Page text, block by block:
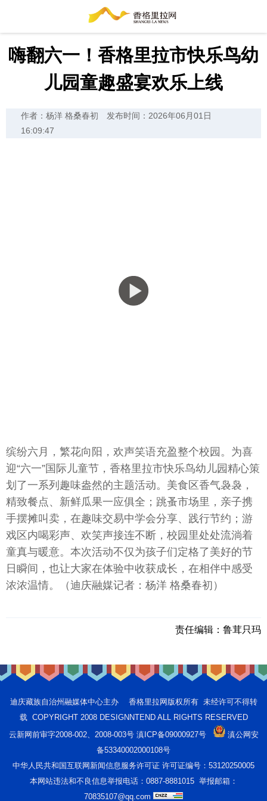
嗨翻六一！香格里拉市快乐鸟幼
儿园童趣盛宴欢乐上线
作者：杨洋 格桑春初
发布时间：2026年06月01日
16:09:47
缤纷六月，繁花向阳，欢声笑语充盈整个校园。为喜
迎“六一”国际儿童节，香格里拉市快乐鸟幼儿园精心策
划了一系列趣味盎然的主题活动。美食区香气袅袅，
精致餐点、新鲜瓜果一应俱全；跳蚤市场里，亲子携
手摆摊叫卖，在趣味交易中学会分享、践行节约；游
戏区内喝彩声、欢笑声接连不断，校园里处处流淌着
童真与暖意。本次活动不仅为孩子们定格了美好的节
日瞬间，也让大家在体验中收获成长，在相伴中感受
浓浓温情。（迪庆融媒记者：杨洋 格桑春初）
责任编辑： 鲁茸只玛
迪庆藏族自治州融媒体中心主办 香格里拉网版权所有 未经许可不得转
载 COPYRIGHT 2008 DESIGNNTEND ALL RIGHTS RESERVED
云新网前审字2008-002、2008-003号 滇ICP备09000927号
滇公网安
备53340002000108号
中华人民共和国互联网新闻信息服务许可证 许可证编号：53120250005
本网站违法和不良信息举报电话：0887-8881015 举报邮箱：
70835107@qq.com